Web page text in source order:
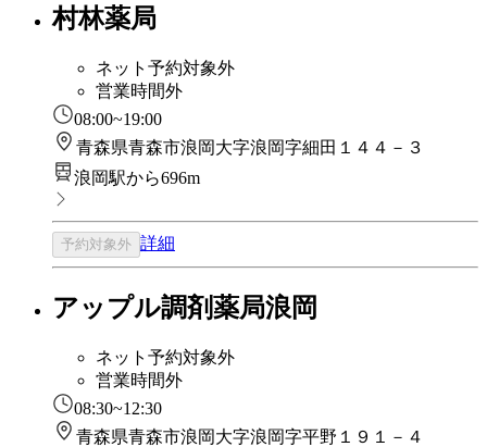
村林薬局
ネット予約対象外
営業時間外
08:00~19:00
青森県青森市浪岡大字浪岡字細田１４４－３
浪岡駅から696m
予約対象外 詳細
アップル調剤薬局浪岡
ネット予約対象外
営業時間外
08:30~12:30
青森県青森市浪岡大字浪岡字平野１９１－４